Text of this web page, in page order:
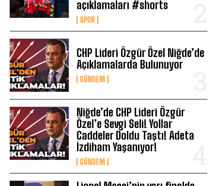
açıklamaları #shorts
SPOR
CHP Lideri Özgür Özel Niğde’de
Açıklamalarda Bulunuyor
GÜNDEM
Niğde’de CHP Lideri Özgür
Özel’e Sevgi Seli! Yollar
Caddeler Doldu Taştı! Adeta
İzdiham Yaşanıyor!
GÜNDEM